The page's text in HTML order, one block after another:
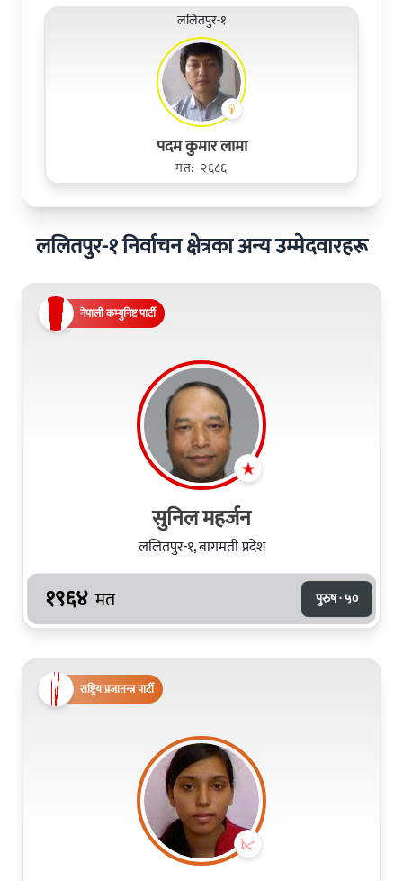
ललितपुर-१
पदम कुमार लामा
मत:- २६८६
ललितपुर-१ निर्वाचन क्षेत्रका अन्य उम्मेदवारहरू
नेपाली कम्युनिष्ट पार्टी
सुनिल महर्जन
ललितपुर-१, बागमती प्रदेश
१९६४ मत पुरुष · ५०
राष्ट्रिय प्रजातन्त्र पार्टी